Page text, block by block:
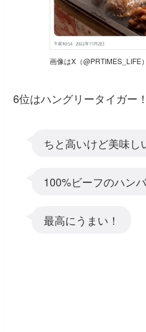
画像はX（@PRTIMES_LIFE
6位はハングリータイガー！
ちと高いけど美味し
100%ビーフのハン
最高にうまい！